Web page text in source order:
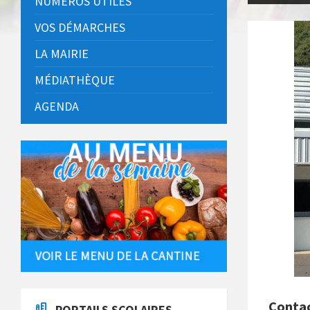
VOS DÉMARCHES
LA MAIRIE
MÉDIATHÈQUE
AGENDA